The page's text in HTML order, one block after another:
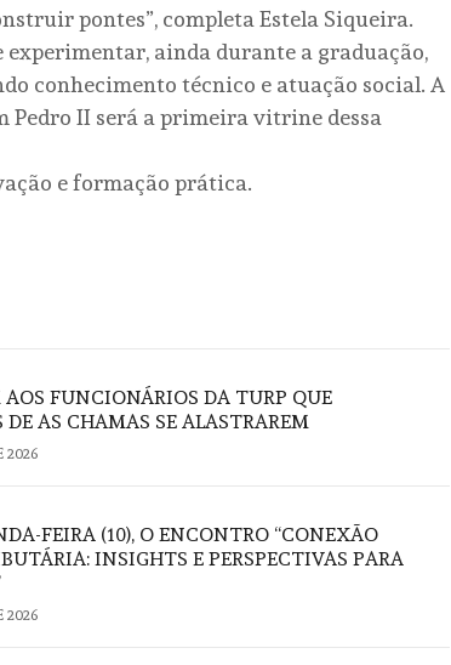
pontes”, completa Estela Siqueira.
experimentar, ainda durante a graduação,
conhecimento técnico e atuação social. A
Pedro II será a primeira vitrine dessa
e formação prática.
FUNCIONÁRIOS DA TURP QUE
AS CHAMAS SE ALASTRAREM
2026
FEIRA (10), O ENCONTRO “CONEXÃO
INSIGHTS E PERSPECTIVAS PARA
2026